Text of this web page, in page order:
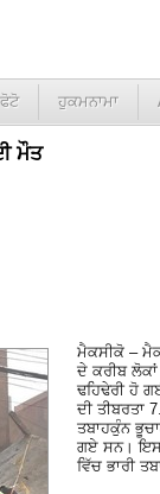
ਫੋਟੋ ਹੁਕਮਨਾਮਾ
ਮੌਤ
ਮੈਕਸੀਕੋ –
ਦੇ ਕਰੀਬ
ਢਹਿਢੇਰੀ ਹੋ
ਦੀ ਤੀਬਰਤਾ
ਤਬਾਹਕੁੰਨ
ਗਏ ਸਨ। ਇਸ
ਵਿੱਚ ਭਾਰੀ